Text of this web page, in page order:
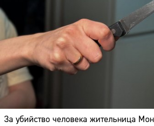
За убийство человека жительница
Телефон: